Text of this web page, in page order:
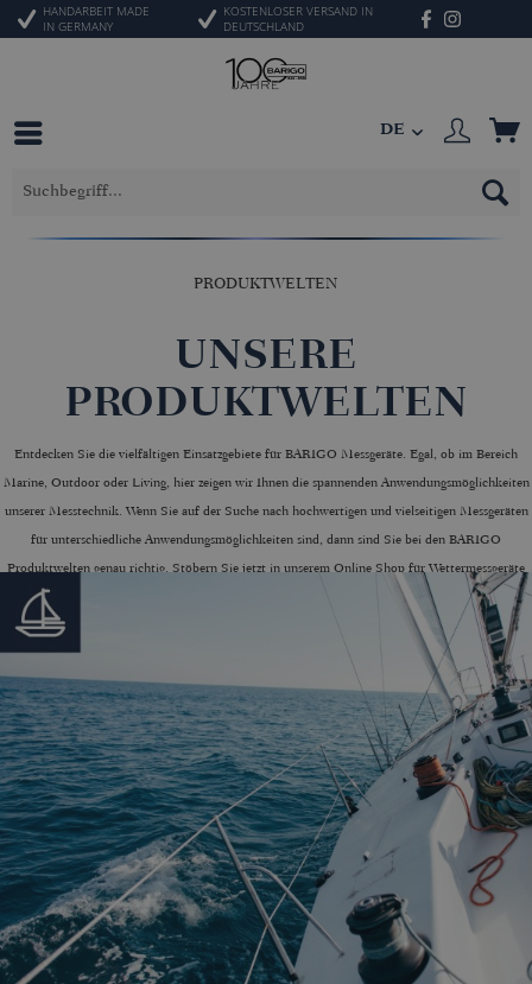
HANDARBEIT MADE
IN GERMANY
KOSTENLOSER VERSAND IN
DEUTSCHLAND
DE
PRODUKTWELTEN
UNSERE
PRODUKTWELTEN
Entdecken Sie die vielfältigen Einsatzgebiete für BARIGO Messgeräte. Egal, ob im Bereich
Marine, Outdoor oder Living, hier zeigen wir Ihnen die spannenden Anwendungsmöglichkeiten
unserer Messtechnik. Wenn Sie auf der Suche nach hochwertigen und vielseitigen Messgeräten
für unterschiedliche Anwendungsmöglichkeiten sind, dann sind Sie bei den BARIGO
Produktwelten genau richtig. Stöbern Sie jetzt in unserem Online Shop für Wettermessgeräte
und Klimamessgeräte und lassen Sie sich von einzigartigen Messgeräten ganz nach Ihrem Bedarf